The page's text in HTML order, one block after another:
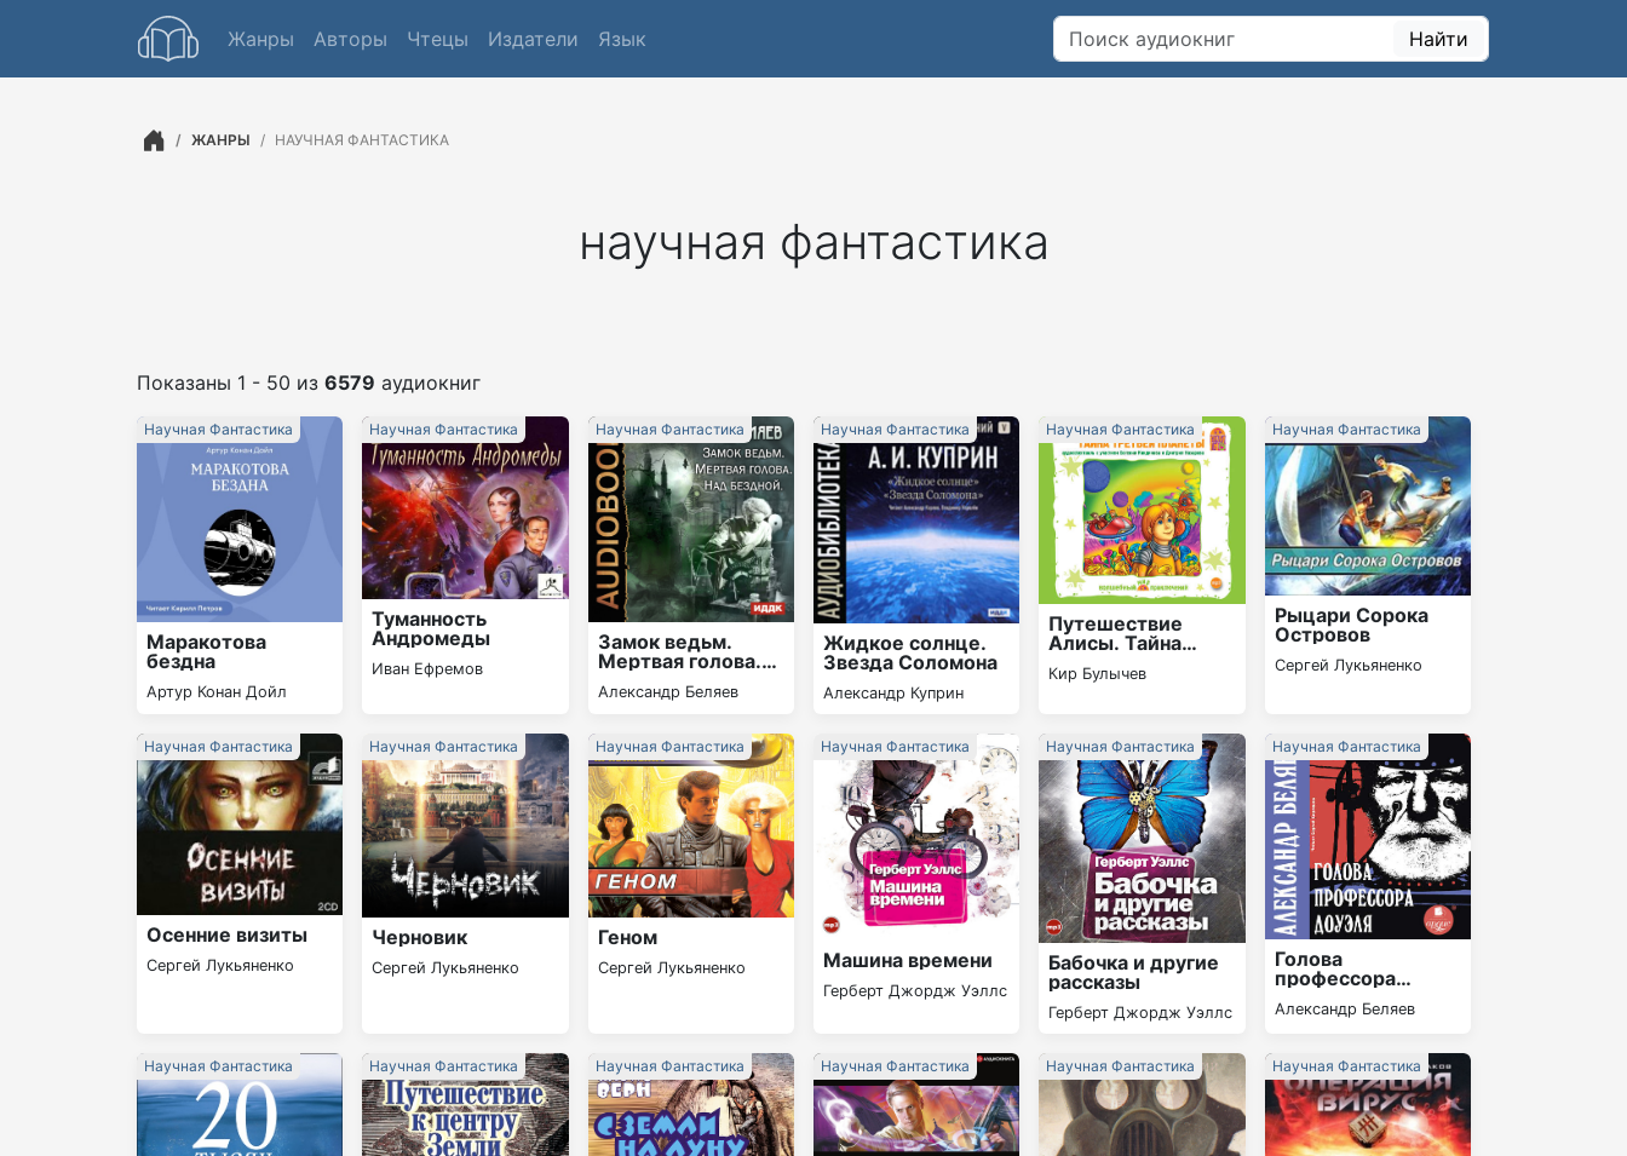
Жанры Авторы Чтецы Издатели Язык Найти
ЖАНРЫ НАУЧНАЯ ФАНТАСТИКА
научная фантастика
Показаны 1 - 50 из 6579 аудиокниг
Маракотова
бездна
Артур Конан Дойл
Научная Фантастика
Туманность
Андромеды
Иван Ефремов
Научная Фантастика
Замок ведьм.
Мертвая голова.
Над бездной
Александр Беляев
Научная Фантастика
Жидкое солнце.
Звезда Соломона
Александр Куприн
Научная Фантастика
Путешествие
Алисы. Тайна
третьей планеты
(спектакль)
Кир Булычев
Научная Фантастика
Рыцари Сорока
Островов
Сергей Лукьяненко
Научная Фантастика
Осенние визиты
Сергей Лукьяненко
Научная Фантастика
Черновик
Сергей Лукьяненко
Научная Фантастика
Геном
Сергей Лукьяненко
Научная Фантастика
Машина времени
Герберт Джордж Уэллс
Научная Фантастика
Бабочка и другие
рассказы
Герберт Джордж Уэллс
Научная Фантастика
Голова
профессора
Доуэля
Александр Беляев
Научная Фантастика
Научная Фантастика Научная Фантастика Научная Фантастика Научная Фантастика Научная Фантастика Научная Фантастика